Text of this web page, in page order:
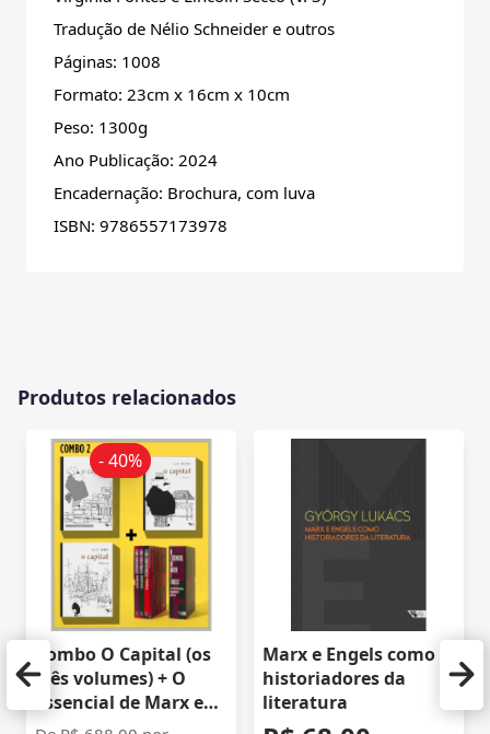
Tradução de Nélio Schneider e outros
Páginas: 1008
Formato: 23cm x 16cm x 10cm
Peso: 1300g
Ano Publicação: 2024
Encadernação: Brochura, com luva
ISBN: 9786557173978
Produtos relacionados
Combo O Capital (os
três volumes) + O
Essencial de Marx e
Engels
- 40%
Marx e Engels como
historiadores da
literatura